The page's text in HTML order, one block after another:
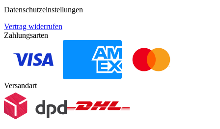
Datenschutzeinstellungen
Vertrag widerrufen
Zahlungsarten
Versandart